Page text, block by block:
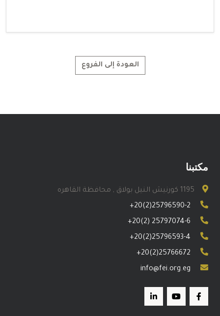
العودة إلى الفروع
مكتبنا
1195 كورنيش النيل بولاق , محافظة القاهره
+20(2)25796590-2
+20(2) 25797074-6
+20(2)25796593-4
+20(2)25766672
info@fei.org.eg